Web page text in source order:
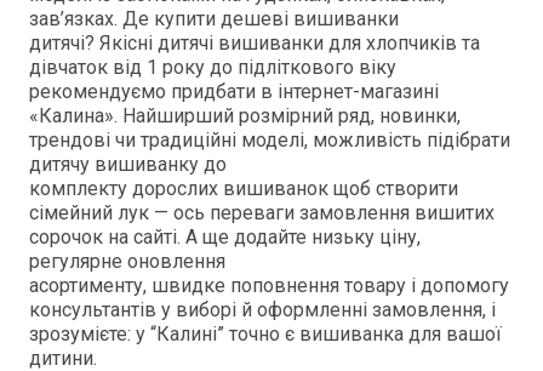
зав’язках. Де купити дешеві вишиванки
дитячі? Якісні дитячі вишиванки для хлопчиків та
дівчаток від 1 року до підліткового віку
рекомендуємо придбати в інтернет-магазині
«Калина». Найширший розмірний ряд, новинки,
трендові чи традиційні моделі, можливість підібрати
дитячу вишиванку до
комплекту дорослих вишиванок щоб створити
сімейний лук — ось переваги замовлення вишитих
сорочок на сайті. А ще додайте низьку ціну,
регулярне оновлення
асортименту, швидке поповнення товару і допомогу
консультантів у виборі й оформленні замовлення, і
зрозумієте: у “Калині” точно є вишиванка для вашої
дитини.